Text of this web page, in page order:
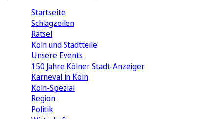
Startseite
Schlagzeilen
Rätsel
Köln und Stadtteile
Unsere Events
150 Jahre Kölner Stadt-Anzeiger
Karneval in Köln
Köln-Spezial
Region
Politik